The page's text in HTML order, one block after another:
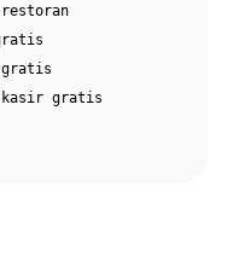
gratis
kasir gratis